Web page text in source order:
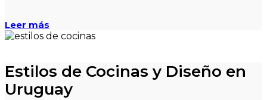
Leer más
Estilos de Cocinas y Diseño en
Uruguay